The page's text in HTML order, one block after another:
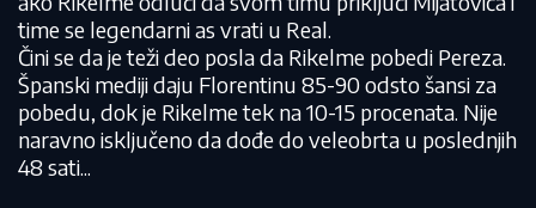
time se legendarni as vrati u Real.
Čini se da je teži deo posla da Rikelme pobedi Pereza.
Španski mediji daju Florentinu 85-90 odsto šansi za
pobedu, dok je Rikelme tek na 10-15 procenata. Nije
naravno isključeno da dođe do veleobrta u poslednjih
48 sati...